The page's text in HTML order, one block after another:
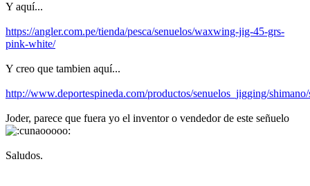
Y aquí...
https://angler.com.pe/tienda/pesca/senuelos/waxwing-jig-45-grs-
pink-white/
Y creo que tambien aquí...
http://www.deportespineda.com/productos/senuelos_jigging/
Joder, parece que fuera yo el inventor o vendedor de este señuelo
Saludos.